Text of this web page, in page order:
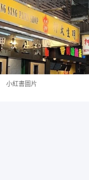
小紅書圖片